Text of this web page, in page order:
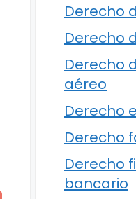
Derecho
Derecho
Derecho
aéreo
Derecho
Derecho
Derecho
bancario